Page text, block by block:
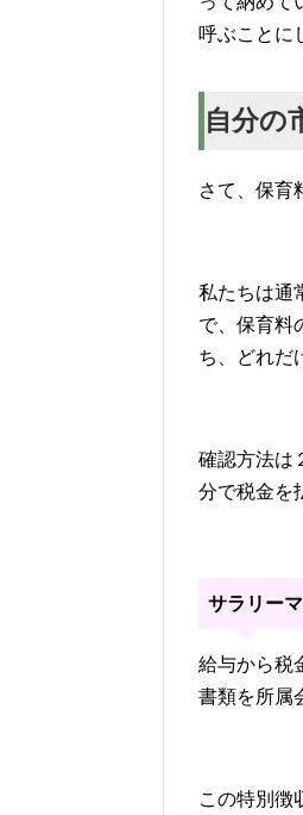
呼ぶことに
自分の
さて、保育
私たちは通
で、保育料
ち、どれだ
確認方法は
分で税金を
サラリー
給与から税
書類を所属
この特別徴